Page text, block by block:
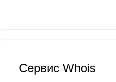
Сервис Whois